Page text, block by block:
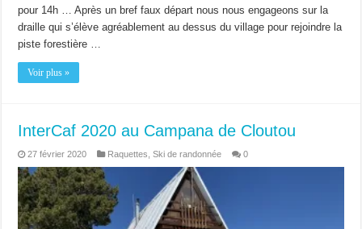
pour 14h … Après un bref faux départ nous nous engageons sur la
draille qui s’élève agréablement au dessus du village pour rejoindre la
piste forestière …
Voir plus »
InterCaf 2020 au Campana de Cloutou
27 février 2020 Raquettes ,Ski de randonnée 0